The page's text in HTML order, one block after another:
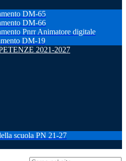
DM-65
DM-66
Pnrr Animatore digitale
DM-19
2021-2027
scuola PN 21-27